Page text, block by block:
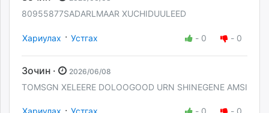
80955877SADARLMAAR XUCHIDUULEED
Хариулах · Устгах - 0 - 0
Зочин · 2026/06/08
TOMSGN XELEERE DOLOOGOOD URN SHINEGENE AMSI
Хариулах · Устгах - 0 - 0